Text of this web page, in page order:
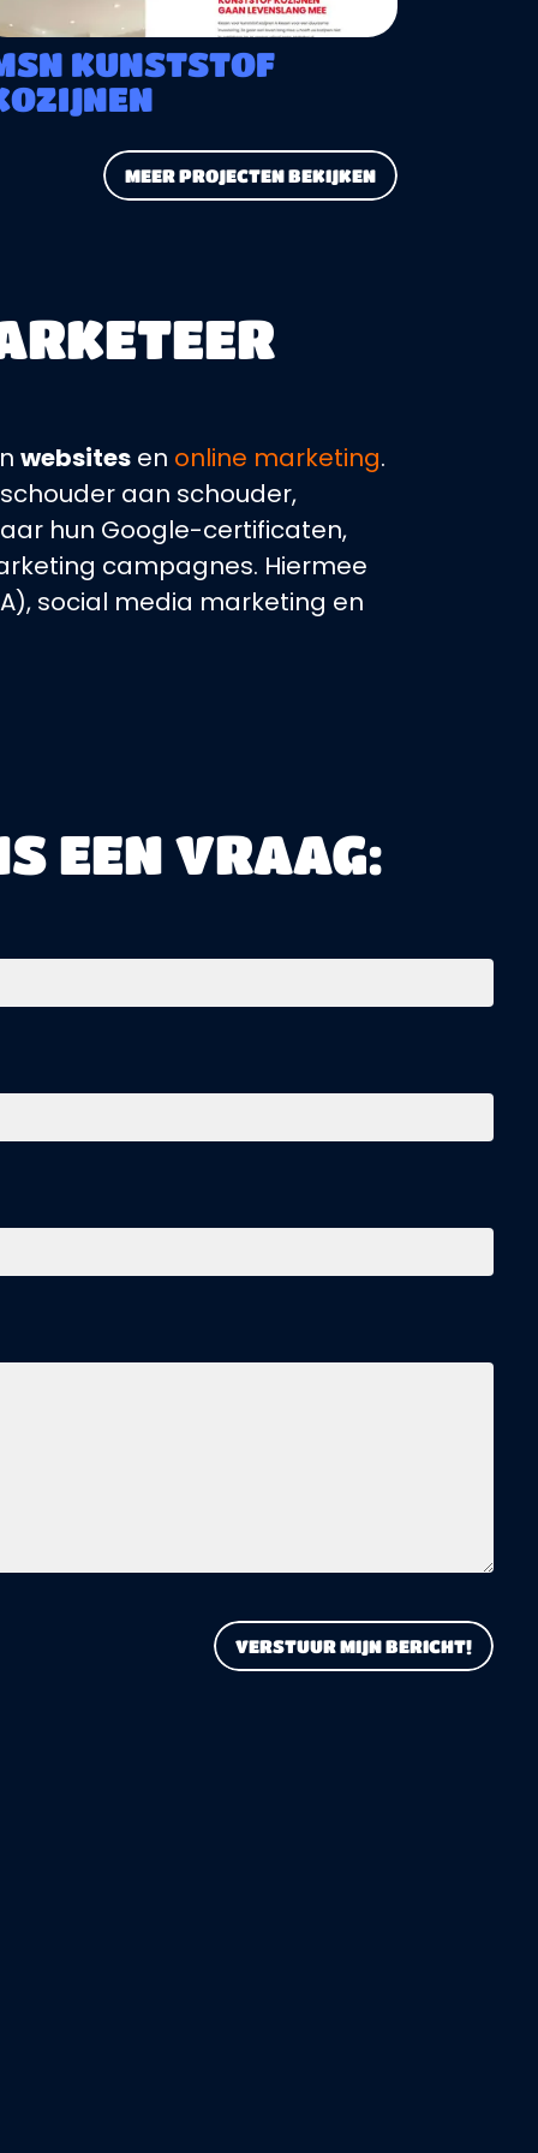
KUNSTSTOF
MEER PROJECTEN BEKIJKEN
websites en online marketing.
aan schouder,
hun Google-certificaten,
campagnes. Hiermee
social media marketing en
EEN VRAAG:
VERSTUUR MIJN BERICHT!